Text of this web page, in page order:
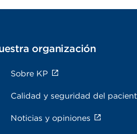
organización
Sobre KP
Calidad y seguridad del
Noticias y opiniones